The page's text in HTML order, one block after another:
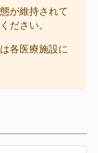
が維持されて
ださい。
各医療施設に